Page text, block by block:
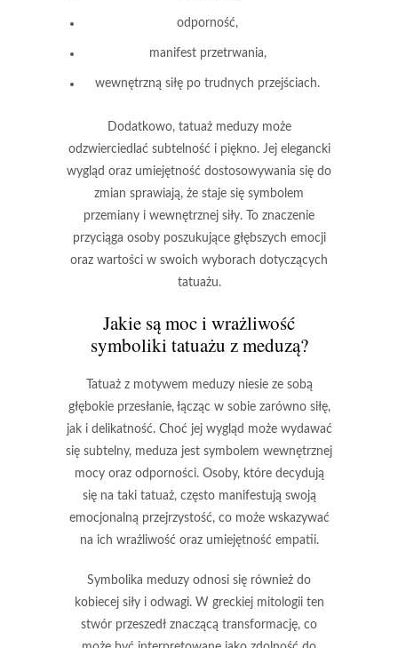
odporność,
manifest przetrwania,
wewnętrzną siłę po trudnych przejściach.
Dodatkowo, tatuaż meduzy może
odzwierciedlać subtelność i piękno. Jej elegancki
wygląd oraz umiejętność dostosowywania się do
zmian sprawiają, że staje się symbolem
przemiany i wewnętrznej siły. To znaczenie
przyciąga osoby poszukujące głębszych emocji
oraz wartości w swoich wyborach dotyczących
tatuażu.
Jakie są moc i wrażliwość
symboliki tatuażu z meduzą?
Tatuaż z motywem meduzyniesie ze sobą
głębokie przesłanie, łącząc w sobie zarówno siłę,
jak i delikatność. Choć jej wygląd może wydawać
się subtelny, meduza jest symbolem wewnętrznej
mocyoraz odporności. Osoby, które decydują
się na taki tatuaż, często manifestują swoją
emocjonalną przejrzystość, co może wskazywać
na ich wrażliwość oraz umiejętność empatii.
Symbolika meduzy odnosi się również do
kobiecej siłyi odwagi. W greckiej mitologii ten
stwór przeszedł znaczącą transformację, co